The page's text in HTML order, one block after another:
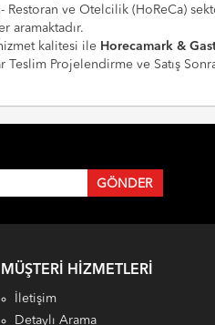
ve Otelcilik (HoReCa)
aramaktadır.
kalitesi ile Horecamark &
Teslim Projelendirme ve Satış
MÜŞTERI HIZMETLERI
İletişim
Detaylı Arama